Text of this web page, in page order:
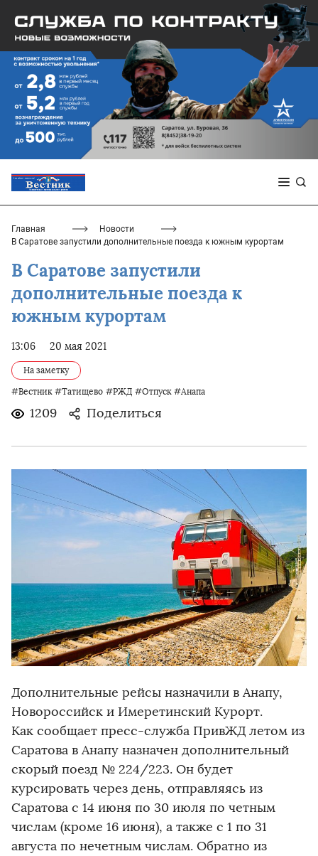
Главная
Новости
В Саратове запустили дополнительные поезда к южным курортам
В Саратове запустили
дополнительные поезда к
южным курортам
13:06 20 мая 2021
На заметку
#Вестник #Татищево #РЖД #Отпуск #Анапа
1209 Поделиться
Дополнительные рейсы назначили в Анапу,
Новороссийск и Имеретинский Курорт.
Как сообщает пресс-служба ПривЖД летом из
Саратова в Анапу назначен дополнительный
скорый поезд № 224/223. Он будет
курсировать через день, отправляясь из
Саратова с 14 июня по 30 июля по четным
числам (кроме 16 июня), а также с 1 по 31
августа по нечетным числам. Обратно из